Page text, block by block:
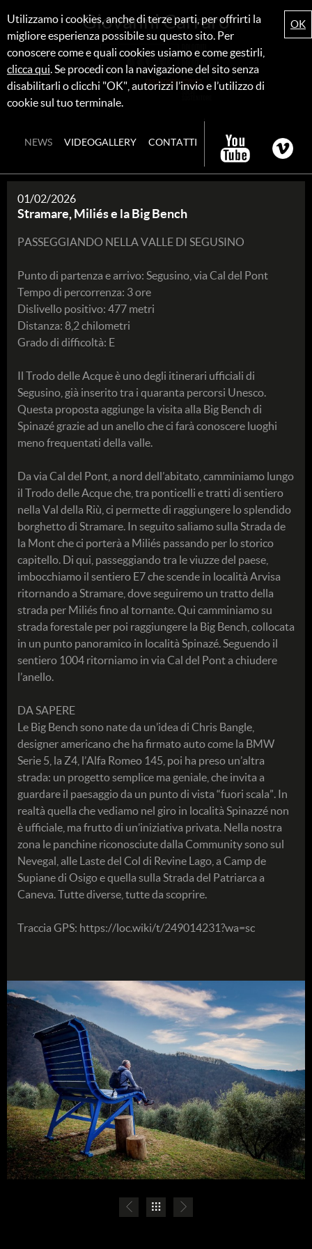
Utilizzamo i cookies, anche di terze parti, per offrirti la
migliore esperienza possibile su questo sito. Per
conoscere come e quali cookies usiamo e come gestirli,
clicca qui. Se procedi con la navigazione del sito senza
disabilitarli o clicchi "OK", autorizzi l’invio e l’utilizzo di
cookie sul tuo terminale.
OK
Giovanni Carraro
NEWS VIDEOGALLERY CONTATTI
01/02/2026
Stramare, Miliés e la Big Bench
PASSEGGIANDO NELLA VALLE DI SEGUSINO
Punto di partenza e arrivo: Segusino, via Cal del Pont
Tempo di percorrenza: 3 ore
Dislivello positivo: 477 metri
Distanza: 8,2 chilometri
Grado di difficoltà: E
Il Trodo delle Acque è uno degli itinerari ufficiali di
Segusino, già inserito tra i quaranta percorsi Unesco.
Questa proposta aggiunge la visita alla Big Bench di
Spinazé grazie ad un anello che ci farà conoscere luoghi
meno frequentati della valle.
Da via Cal del Pont, a nord dell’abitato, camminiamo lungo
il Trodo delle Acque che, tra ponticelli e tratti di sentiero
nella Val della Riù, ci permette di raggiungere lo splendido
borghetto di Stramare. In seguito saliamo sulla Strada de
la Mont che ci porterà a Miliés passando per lo storico
capitello. Di qui, passeggiando tra le viuzze del paese,
imbocchiamo il sentiero E7 che scende in località Arvisa
ritornando a Stramare, dove seguiremo un tratto della
strada per Miliés fino al tornante. Qui camminiamo su
strada forestale per poi raggiungere la Big Bench, collocata
in un punto panoramico in località Spinazé. Seguendo il
sentiero 1004 ritorniamo in via Cal del Pont a chiudere
l’anello.
DA SAPERE
Le Big Bench sono nate da un’idea di Chris Bangle,
designer americano che ha firmato auto come la BMW
Serie 5, la Z4, l’Alfa Romeo 145, poi ha preso un’altra
strada: un progetto semplice ma geniale, che invita a
guardare il paesaggio da un punto di vista “fuori scala”. In
realtà quella che vediamo nel giro in località Spinazzé non
è ufficiale, ma frutto di un’iniziativa privata. Nella nostra
zona le panchine riconosciute dalla Community sono sul
Nevegal, alle Laste del Col di Revine Lago, a Camp de
Supiane di Osigo e quella sulla Strada del Patriarca a
Caneva. Tutte diverse, tutte da scoprire.
Traccia GPS: https://loc.wiki/t/249014231?wa=sc